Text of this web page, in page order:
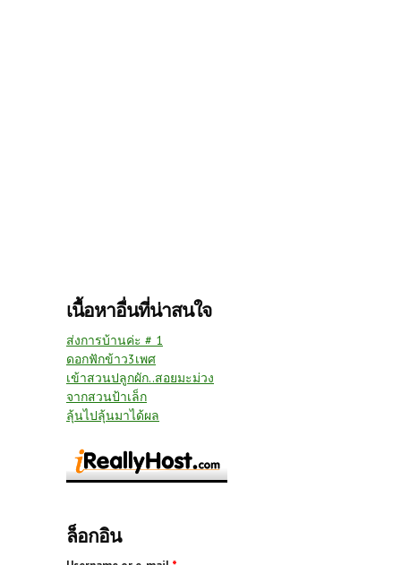
เนื้อหาอื่นที่น่าสนใจ
ส่งการบ้านค่ะ # 1
ดอกฟักข้าว3เพศ
เข้าสวนปลูกผัก..สอยมะม่วง
จากสวนป้าเล็ก
ลุ้นไปลุ้นมาได้ผล
ล็อกอิน